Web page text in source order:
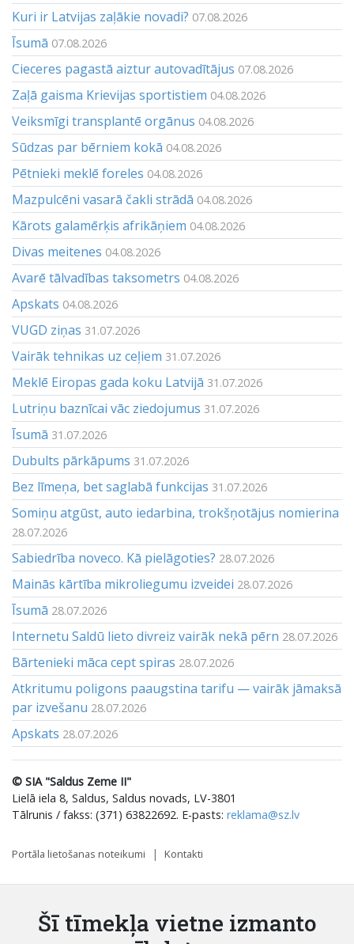
Kuri ir Latvijas zaļākie novadi? 07.08.2026
Īsumā 07.08.2026
Cieceres pagastā aiztur autovadītājus 07.08.2026
Zaļā gaisma Krievijas sportistiem 04.08.2026
Veiksmīgi transplantē orgānus 04.08.2026
Sūdzas par bērniem kokā 04.08.2026
Pētnieki meklē foreles 04.08.2026
Mazpulcēni vasarā čakli strādā 04.08.2026
Kārots galamērķis afrikāņiem 04.08.2026
Divas meitenes 04.08.2026
Avarē tālvadības taksometrs 04.08.2026
Apskats 04.08.2026
VUGD ziņas 31.07.2026
Vairāk tehnikas uz ceļiem 31.07.2026
Meklē Eiropas gada koku Latvijā 31.07.2026
Lutriņu baznīcai vāc ziedojumus 31.07.2026
Īsumā 31.07.2026
Dubults pārkāpums 31.07.2026
Bez līmeņa, bet saglabā funkcijas 31.07.2026
Somiņu atgūst, auto iedarbina, trokšņotājus nomierina
28.07.2026
Sabiedrība noveco. Kā pielāgoties? 28.07.2026
Mainās kārtība mikroliegumu izveidei 28.07.2026
Īsumā 28.07.2026
Internetu Saldū lieto divreiz vairāk nekā pērn 28.07.2026
Bārtenieki māca cept spiras 28.07.2026
Atkritumu poligons paaugstina tarifu — vairāk jāmaksā
par izvešanu 28.07.2026
Apskats 28.07.2026
© SIA "Saldus Zeme II"
Lielā iela 8, Saldus, Saldus novads, LV-3801
Tālrunis / fakss: (371) 63822692. E-pasts: reklama@sz.lv
Portāla lietošanas noteikumi Kontakti
Šī tīmekļa vietne izmanto